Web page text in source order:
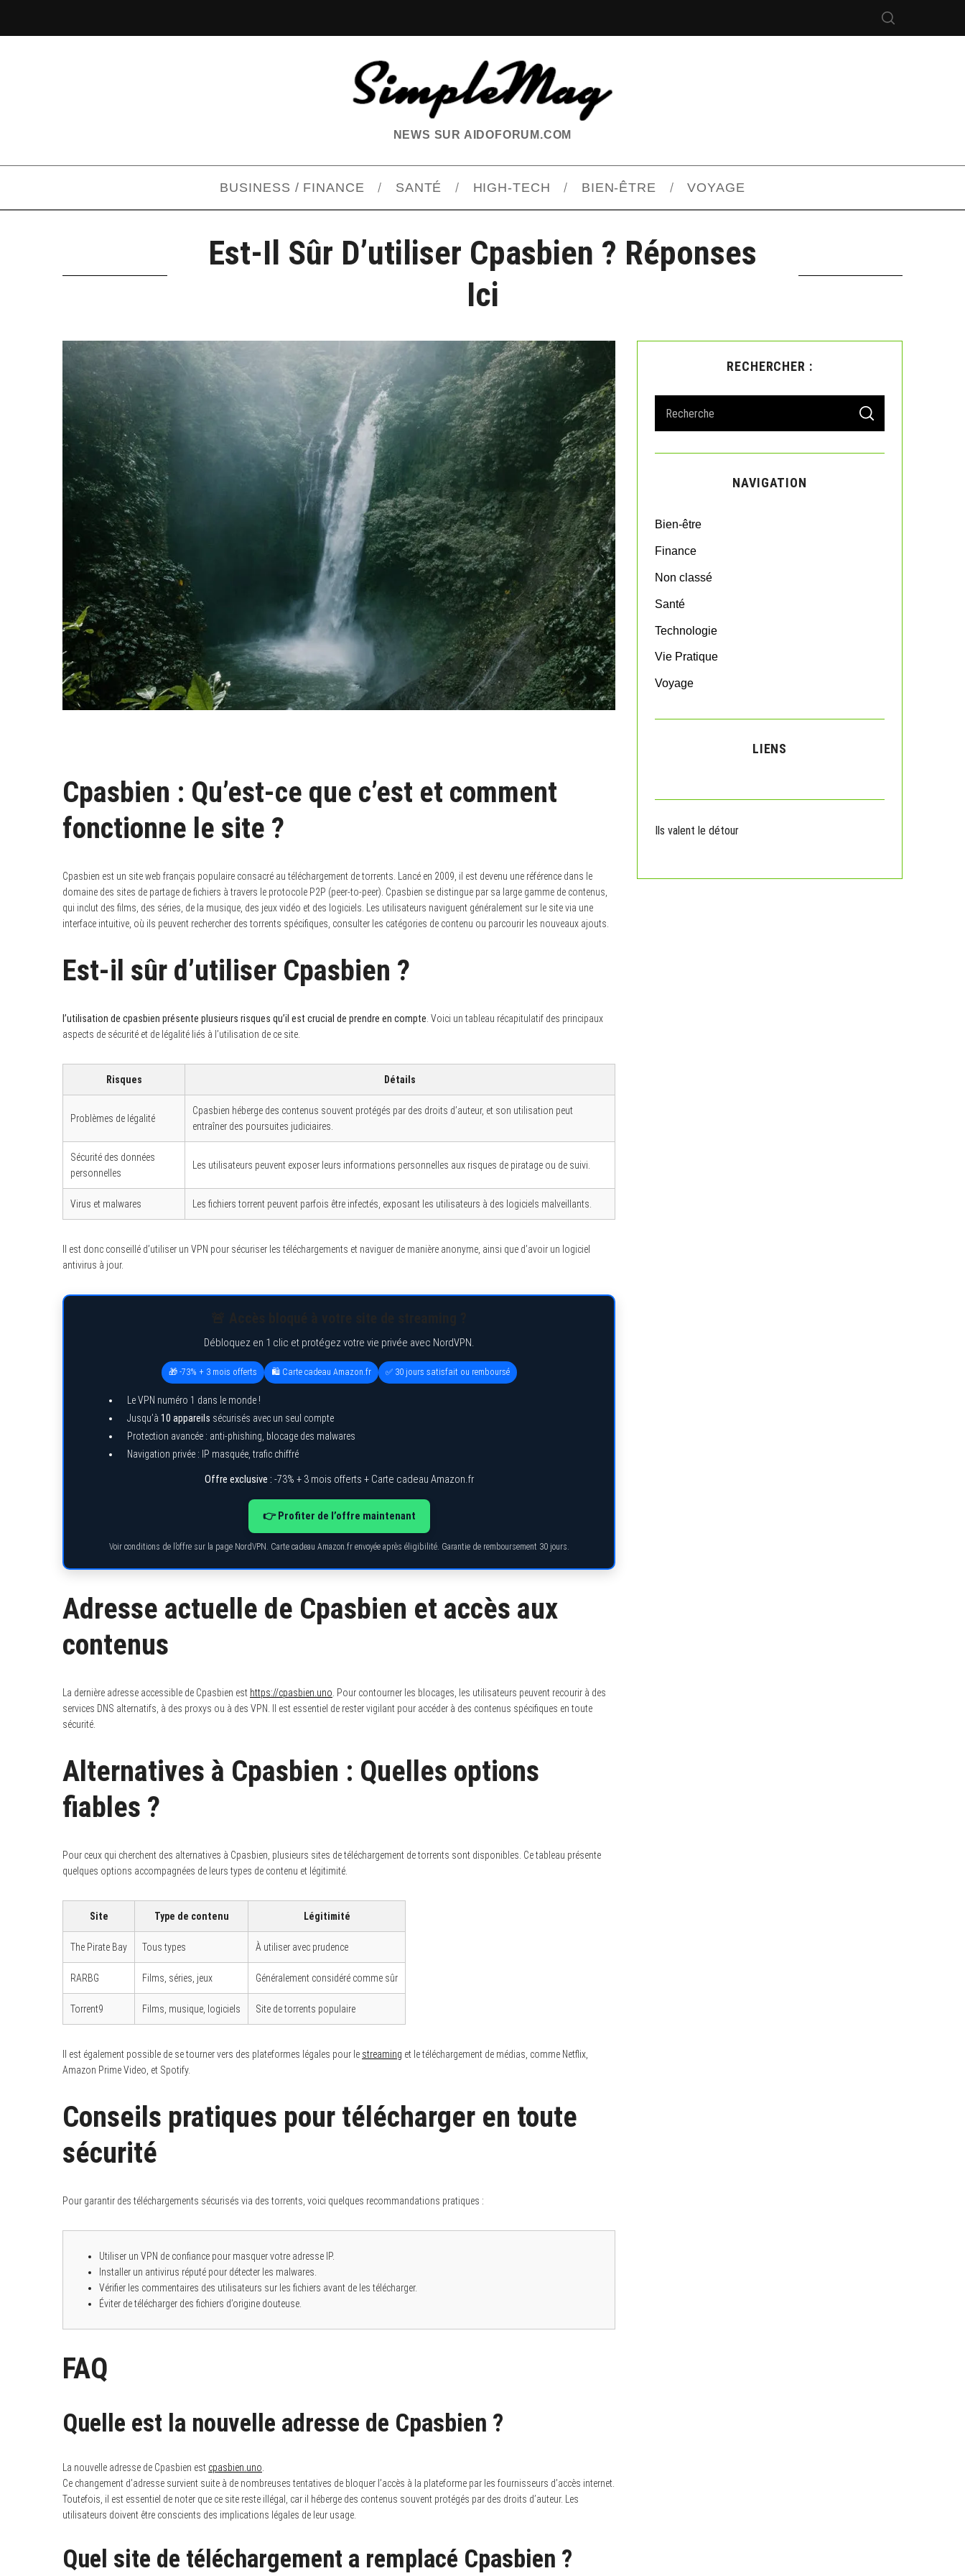
NEWS SUR AIDOFORUM.COM
BUSINESS / FINANCE SANTÉ HIGH-TECH BIEN-ÊTRE VOYAGE
Est-Il Sûr D’utiliser Cpasbien ? Réponses
Ici
Cpasbien : Qu’est-ce que c’est et comment
fonctionne le site ?
Cpasbien est un site web français populaire consacré au téléchargement de torrents. Lancé en 2009, il est devenu une référence dans le
domaine des sites de partage de fichiers à travers le protocole P2P (peer-to-peer). Cpasbien se distingue par sa large gamme de contenus,
qui inclut des films, des séries, de la musique, des jeux vidéo et des logiciels. Les utilisateurs naviguent généralement sur le site via une
interface intuitive, où ils peuvent rechercher des torrents spécifiques, consulter les catégories de contenu ou parcourir les nouveaux ajouts.
Est-il sûr d’utiliser Cpasbien ?
l’utilisation de cpasbien présente plusieurs risques qu’il est crucial de prendre en compte . Voici un tableau récapitulatif des principaux
aspects de sécurité et de légalité liés à l’utilisation de ce site.
Risques Détails
Problèmes de légalité
Cpasbien héberge des contenus souvent protégés par des droits d’auteur, et son utilisation peut
entraîner des poursuites judiciaires.
Sécurité des données
personnelles
Les utilisateurs peuvent exposer leurs informations personnelles aux risques de piratage ou de suivi.
Virus et malwares Les fichiers torrent peuvent parfois être infectés, exposant les utilisateurs à des logiciels malveillants.
Il est donc conseillé d’utiliser un VPN pour sécuriser les téléchargements et naviguer de manière anonyme, ainsi que d’avoir un logiciel
antivirus à jour.
Débloquez en 1 clic et protégez votre vie privée avec NordVPN.
🎁 -73% + 3 mois offerts 🛍️ Carte cadeau Amazon.fr ✅ 30 jours satisfait ou remboursé
Le VPN numéro 1 dans le monde !
Jusqu’à 10 appareils sécurisés avec un seul compte
Protection avancée : anti-phishing, blocage des malwares
Navigation privée : IP masquée, trafic chiffré
Offre exclusive : -73% + 3 mois offerts + Carte cadeau Amazon.fr
👉 Profiter de l’offre maintenant
Voir conditions de l’offre sur la page NordVPN. Carte cadeau Amazon.fr envoyée après éligibilité. Garantie de remboursement 30 jours.
Adresse actuelle de Cpasbien et accès aux
contenus
La dernière adresse accessible de Cpasbien est https://cpasbien.uno . Pour contourner les blocages, les utilisateurs peuvent recourir à des
services DNS alternatifs, à des proxys ou à des VPN. Il est essentiel de rester vigilant pour accéder à des contenus spécifiques en toute
sécurité.
Alternatives à Cpasbien : Quelles options
fiables ?
Pour ceux qui cherchent des alternatives à Cpasbien, plusieurs sites de téléchargement de torrents sont disponibles. Ce tableau présente
quelques options accompagnées de leurs types de contenu et légitimité.
Site Type de contenu Légitimité
The Pirate Bay Tous types À utiliser avec prudence
RARBG Films, séries, jeux Généralement considéré comme sûr
Torrent9 Films, musique, logiciels Site de torrents populaire
Il est également possible de se tourner vers des plateformes légales pour le streaming et le téléchargement de médias, comme Netflix,
Amazon Prime Video, et Spotify.
Conseils pratiques pour télécharger en toute
sécurité
Pour garantir des téléchargements sécurisés via des torrents, voici quelques recommandations pratiques :
Utiliser un VPN de confiance pour masquer votre adresse IP.
Installer un antivirus réputé pour détecter les malwares.
Vérifier les commentaires des utilisateurs sur les fichiers avant de les télécharger.
Éviter de télécharger des fichiers d’origine douteuse.
FAQ
Quelle est la nouvelle adresse de Cpasbien ?
La nouvelle adresse de Cpasbien est cpasbien.uno
Ce changement d’adresse survient suite à de nombreuses tentatives de bloquer l’accès à la plateforme par les fournisseurs d’accès internet.
Toutefois, il est essentiel de noter que ce site reste illégal, car il héberge des contenus souvent protégés par des droits d’auteur. Les
utilisateurs doivent être conscients des implications légales de leur usage.
Quel site de téléchargement a remplacé Cpasbien ?
RECHERCHER :
a
r
o
S
A
C
NAVIGATION
Bien-être
Finance
Non classé
Santé
Technologie
Vie Pratique
Voyage
LIENS
Ils valent le détour
c
h
o
: